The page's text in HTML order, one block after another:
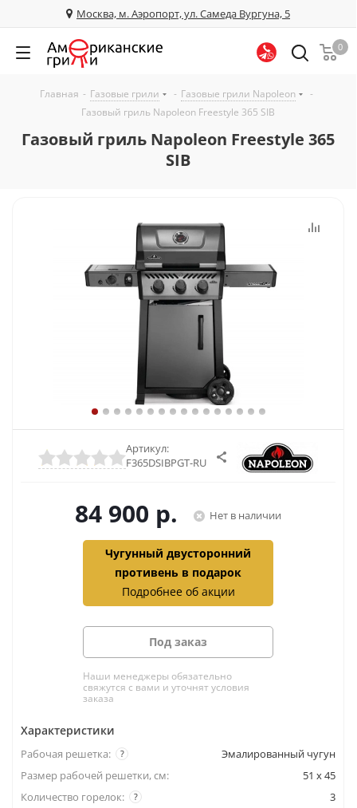
Москва, м. Аэропорт, ул. Самеда Вургуна, 5
0
Главная - Газовые грили - Газовые грили Napoleon
-
Газовый гриль Napoleon Freestyle 365 SIB
Газовый гриль Napoleon Freestyle 365
SIB
Артикул:
F365DSIBPGT-RU
84 900 р. Нет в наличии
Чугунный двусторонний
противень в подарок
Подробнее об акции
Под заказ
Наши менеджеры обязательно
свяжутся с вами и уточнят условия
заказа
Характеристики
?
Рабочая решетка:
Эмалированный чугун
Размер рабочей решетки, см:
51 x 45
?
Количество горелок: 3